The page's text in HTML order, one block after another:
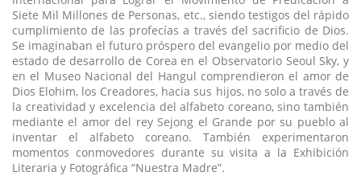
Siete Mil Millones de Personas, etc., siendo testigos del rápido
cumplimiento de las profecías a través del sacrificio de Dios.
Se imaginaban el futuro próspero del evangelio por medio del
estado de desarrollo de Corea en el Observatorio Seoul Sky, y
en el Museo Nacional del Hangul comprendieron el amor de
Dios Elohim, los Creadores, hacia sus hijos, no solo a través de
la creatividad y excelencia del alfabeto coreano, sino también
mediante el amor del rey Sejong el Grande por su pueblo al
inventar el alfabeto coreano. También experimentaron
momentos conmovedores durante su visita a la Exhibición
Literaria y Fotográfica “Nuestra Madre”.